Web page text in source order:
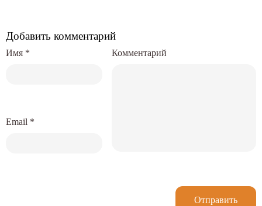
Добавить комментарий
Комментарий
Имя *
Email *
Отправить